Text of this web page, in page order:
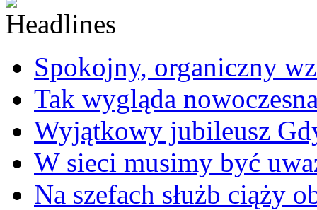
Spokojny, organiczny
Tak wygląda
Wyjątkowy jubileusz
W sieci musimy być
Na szefach służb ciąży